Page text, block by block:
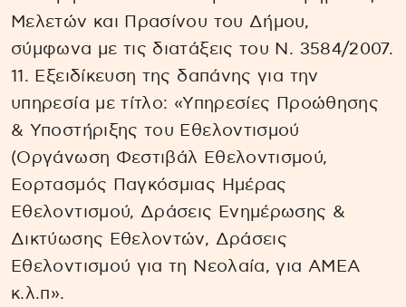
Μελετών και Πρασίνου του Δήμου,
σύμφωνα με τις διατάξεις του Ν. 3584/2007.
11. Εξειδίκευση της δαπάνης για την
υπηρεσία με τίτλο: «Υπηρεσίες Προώθησης
& Υποστήριξης του Εθελοντισμού
(Οργάνωση Φεστιβάλ Εθελοντισμού,
Εορτασμός Παγκόσμιας Ημέρας
Εθελοντισμού, Δράσεις Ενημέρωσης &
Δικτύωσης Εθελοντών, Δράσεις
Εθελοντισμού για τη Νεολαία, για ΑΜΕΑ
κ.λ.π».